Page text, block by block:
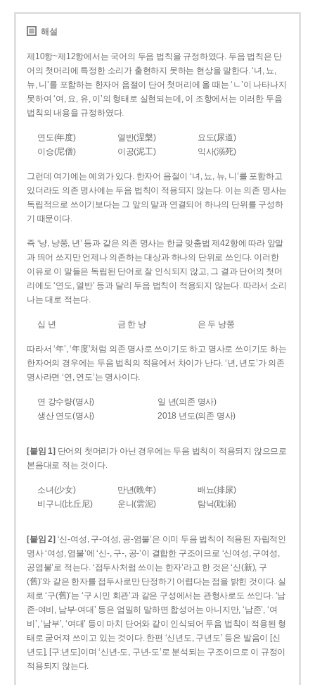
해설
제10항~제12항에서는 국어의 두음 법칙을 규정하였다. 두음 법칙은 단
어의 첫머리에 특정한 소리가 출현하지 못하는 현상을 말한다. ‘녀, 뇨,
뉴, 니’를 포함하는 한자어 음절이 단어 첫머리에 올 때는 ‘ㄴ’이 나타나지
못하여 ‘여, 요, 유, 이’의 형태로 실현되는데, 이 조항에서는 이러한 두음
법칙의 내용을 규정하였다.
연도(年度) 열반(涅槃)
요도(尿道)
이승(尼僧)
이공(泥工) 익사(溺死)
그런데 여기에는 예외가 있다. 한자어 음절이 ‘녀, 뇨, 뉴, 니’를 포함하고
있더라도 의존 명사에는 두음 법칙이 적용되지 않는다. 이는 의존 명사는
독립적으로 쓰이기보다는 그 앞의 말과 연결되어 하나의 단위를 구성하
기 때문이다.
즉 ‘냥, 냥쭝, 년’ 등과 같은 의존 명사는 한글 맞춤법 제42항에 따라 앞말
과 띄어 쓰지만 언제나 의존하는 대상과 하나의 단위로 쓰인다. 이러한
이유로 이 말들은 독립된 단어로 잘 인식되지 않고, 그 결과 단어의 첫머
리에도 ‘연도, 열반’ 등과 달리 두음 법칙이 적용되지 않는다. 따라서 소리
나는 대로 적는다.
십 년 금 한 냥 은 두 냥쭝
따라서 ‘年’, ‘年度’처럼 의존 명사로 쓰이기도 하고 명사로 쓰이기도 하는
한자어의 경우에는 두음 법칙의 적용에서 차이가 난다. ‘년, 년도’가 의존
명사라면 ‘연, 연도’는 명사이다.
연 강수량(명사)
일 년(의존 명사)
생산 연도(명사)
2018 년도(의존 명사)
[붙임 1] 단어의 첫머리가 아닌 경우에는 두음 법칙이 적용되지 않으므로
본음대로 적는 것이다.
소녀(少女) 만년(晩年)
배뇨(排尿)
비구니(比丘尼)
운니(雲泥) 탐닉(耽溺)
[붙임 2] ‘신-여성, 구-여성, 공-염불’은 이미 두음 법칙이 적용된 자립적인
명사 ‘여성, 염불’에 ‘신-, 구-, 공-’이 결합한 구조이므로 ‘신여성, 구여성,
공염불’로 적는다. ‘접두사처럼 쓰이는 한자’라고 한 것은 ‘신(新), 구
(舊)’와 같은 한자를 접두사로만 단정하기 어렵다는 점을 밝힌 것이다. 실
제로 ‘구(舊)’는 ‘구 시민 회관’과 같은 구성에서는 관형사로도 쓰인다. ‘남
존­-여비, 남부-­여대’ 등은 엄밀히 말하면 합성어는 아니지만, ‘남존’, ‘여
비’, ‘남부’, ‘여대’ 등이 마치 단어와 같이 인식되어 두음 법칙이 적용된 형
태로 굳어져 쓰이고 있는 것이다. 한편 ‘신년도, 구년도’ 등은 발음이 [신
년도], [구ː년도]이며 ‘신년­-도, 구년-­도’로 분석되는 구조이므로 이 규정이
적용되지 않는다.